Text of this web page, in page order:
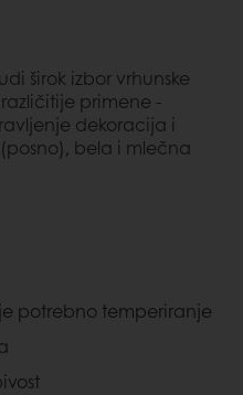
širok izbor vrhunske
primene -
dekoracija i
bela i mlečna
potrebno temperiranje